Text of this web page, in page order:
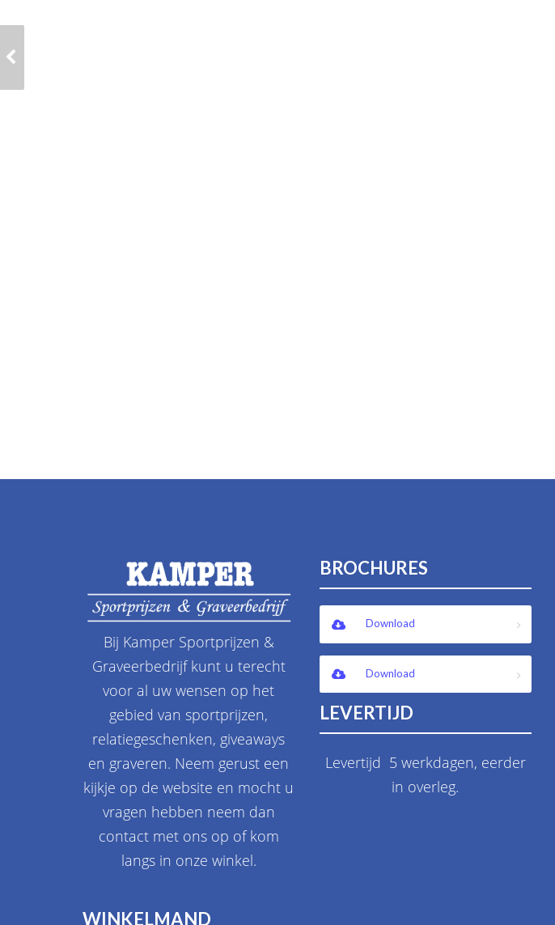
Bij Kamper Sportprijzen &
Graveerbedrijf kunt u terecht
voor al uw wensen op het
gebied van sportprijzen,
relatiegeschenken, giveaways
en graveren. Neem gerust een
kijkje op de website en mocht u
vragen hebben neem dan
contact met ons op of kom
langs in onze winkel.
WINKELMAND
BROCHURES
Download
Download
LEVERTIJD
Levertijd 5 werkdagen, eerder
in overleg.